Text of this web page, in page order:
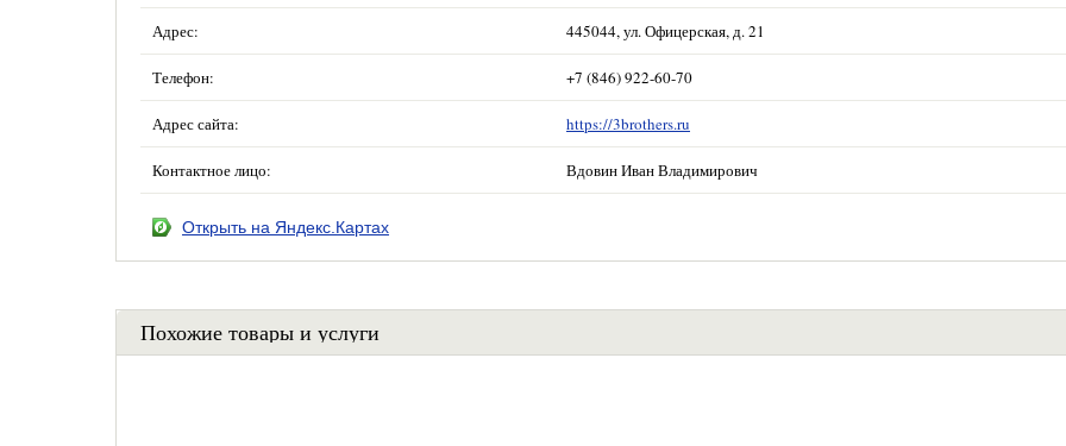
Адрес: 445044, ул. Офицерская, д. 21
Телефон: +7 (846) 922-60-70
Адрес сайта: https://3brothers.ru
Контактное лицо: Вдовин Иван Владимирович
Открыть на Яндекс.Картах
Похожие товары и услуги